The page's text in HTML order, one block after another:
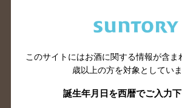
滋賀県のバー検索
和歌山県
山口県のバー検索
鳥取県の
島根県のバー検索
徳島県
このサイトにはお酒に関する情報が含ま
歳以上の方を対象としていま
誕生年月日を西暦でご入力下